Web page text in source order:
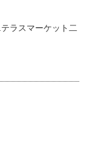
ラスマーケット二